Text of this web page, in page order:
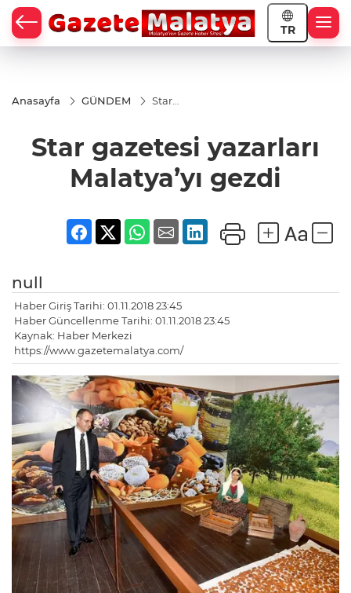
TR
Anasayfa GÜNDEM
Star
Malatya’yı
gezdi
Star gazetesi yazarları
Malatya’yı gezdi
null
Haber Giriş Tarihi: 01.11.2018 23:45
Haber Güncellenme Tarihi: 01.11.2018 23:45
Kaynak: Haber Merkezi
https://www.gazetemalatya.com/